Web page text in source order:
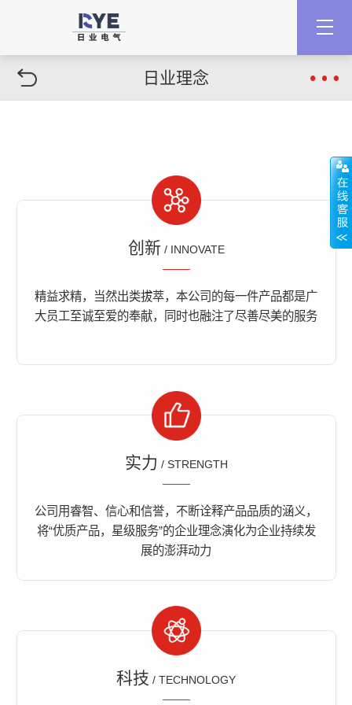
日业理念
创新 / INNOVATE
精益求精，当然出类拔萃，本公司的每一件产品都是广
大员工至诚至爱的奉献，同时也融注了尽善尽美的服务
实力 / STRENGTH
公司用睿智、信心和信誉，不断诠释产品品质的涵义，
将“优质产品，星级服务”的企业理念演化为企业持续发
展的澎湃动力
科技 / TECHNOLOGY